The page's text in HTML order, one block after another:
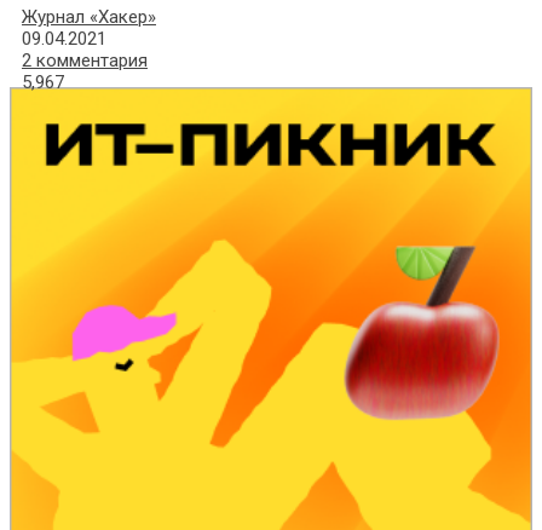
Журнал «Хакер»
09.04.2021
2 комментария
5,967